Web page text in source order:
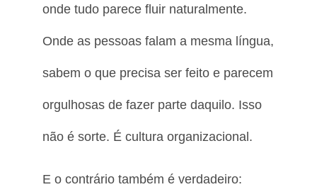
onde tudo parece fluir naturalmente.
Onde as pessoas falam a mesma língua,
sabem o que precisa ser feito e parecem
orgulhosas de fazer parte daquilo. Isso
não é sorte. É cultura organizacional.
E o contrário também é verdadeiro: